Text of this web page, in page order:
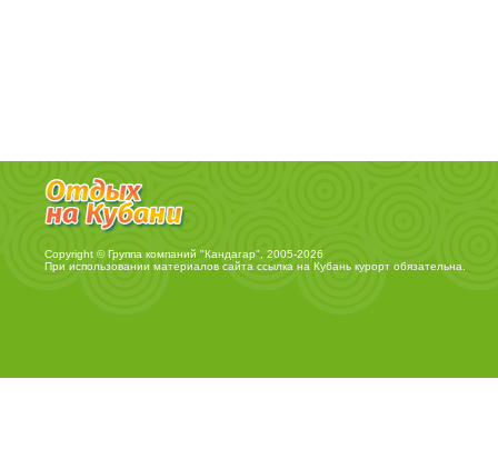
Copyright © Группа компаний "Кандагар", 2005-2026
При использовании материалов сайта ссылка на Кубань курортобязательна.